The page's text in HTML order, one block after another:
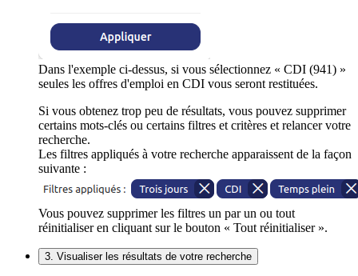
Dans l'exemple ci-dessus, si vous sélectionnez « CDI (941) »
seules les offres d'emploi en CDI vous seront restituées.
Si vous obtenez trop peu de résultats, vous pouvez supprimer
certains mots-clés ou certains filtres et critères et relancer votre
recherche.
Les filtres appliqués à votre recherche apparaissent de la façon
suivante :
Vous pouvez supprimer les filtres un par un ou tout
réinitialiser en cliquant sur le bouton « Tout réinitialiser ».
3. Visualiser les résultats de votre recherche